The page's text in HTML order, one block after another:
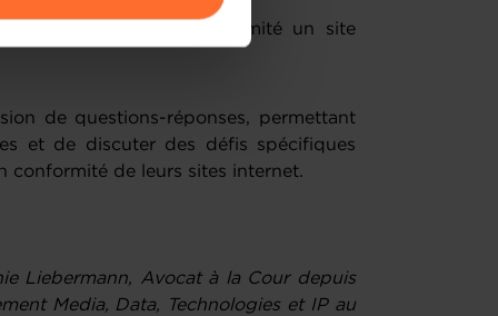
pour mettre en conformité un site
de questions-réponses, permettant
et de discuter des défis spécifiques
conformité de leurs sites internet.
Liebermann, Avocat à la Cour depuis
Media, Data, Technologies et IP au